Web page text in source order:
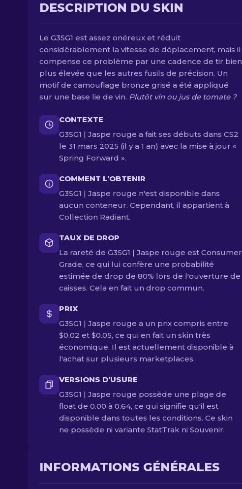
DESCRIPTION DU SKIN
Le G3SG1 est assez onéreux et réduit
considérablement la vitesse de déplacement, mais il
compense ce problème par une cadence de tir bien
plus élevée que les autres fusils de précision. Un
motif de camouflage bronze grisé a été appliqué
sur une base lie de vin. Plutôt vin ou jus de tomate ?
CONTEXTE
G3SG1 | Jaspe rouge a fait ses débuts dans CS2
le 31 mars 2025 (il y a 1 an) avec la mise à jour «
Spring Forward ».
COMMENT L’OBTENIR
G3SG1 | Jaspe rouge n'est disponible dans
aucun conteneur. Cependant, il appartient à
Collection Radiant.
TAUX DE DROP
La rareté de G3SG1 | Jaspe rouge est Consumer
Grade, ce qui lui confère une probabilité
estimée de drop de 80% lors de l'ouverture de
caisses. Cela en fait un drop commun.
PRIX
G3SG1 | Jaspe rouge a un prix compris entre
$0.02 et $0.05, ce qui en fait un skin très
économique. Il est actuellement disponible à
l'achat sur plusieurs marketplaces.
VERSIONS D’USURE
G3SG1 | Jaspe rouge possède une plage de
float de 0.00 à 0.64, ce qui signifie qu'il est
disponible dans toutes les conditions. Ce skin
ne possède ni variante StatTrak ni Souvenir.
INFORMATIONS GÉNÉRALES